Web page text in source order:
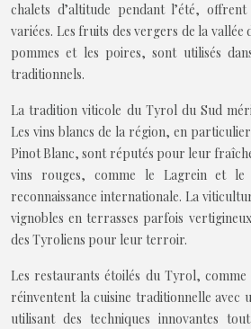
chalets d’altitude pendant l’été,
variées. Les fruits des vergers de la vallée
pommes et les poires, sont utilisés
traditionnels.
La tradition viticole du Tyrol du Sud
Les vins blancs de la région, en
Pinot Blanc, sont réputés pour leur
vins rouges, comme le Lagrein et le
reconnaissance internationale. La
vignobles en terrasses parfois
des Tyroliens pour leur terroir.
Les restaurants étoilés du Tyrol, comme
réinventent la cuisine traditionnelle avec
utilisant des techniques innovantes